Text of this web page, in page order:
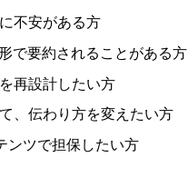
不安がある方
で要約されることがある方
再設計したい方
、伝わり方を変えたい方
ンツで担保したい方